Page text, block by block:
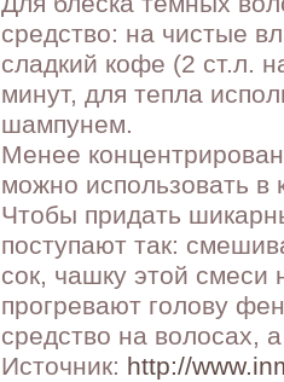
средство: на чистые
сладкий кофе (2 ст.л.
минут, для тепла
шампунем.
Менее
можно использовать в
Чтобы придать
поступают так:
сок, чашку этой
прогревают голову
средство на волосах,
Источник: http://